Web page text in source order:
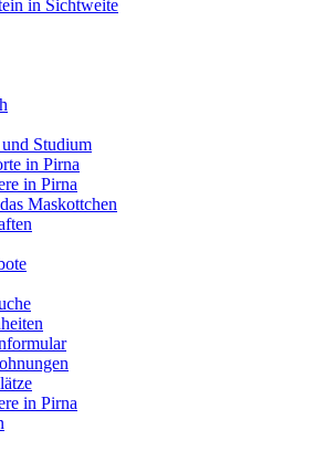
in Sichtweite
Studium
in Pirna
in Pirna
Maskottchen
in Pirna